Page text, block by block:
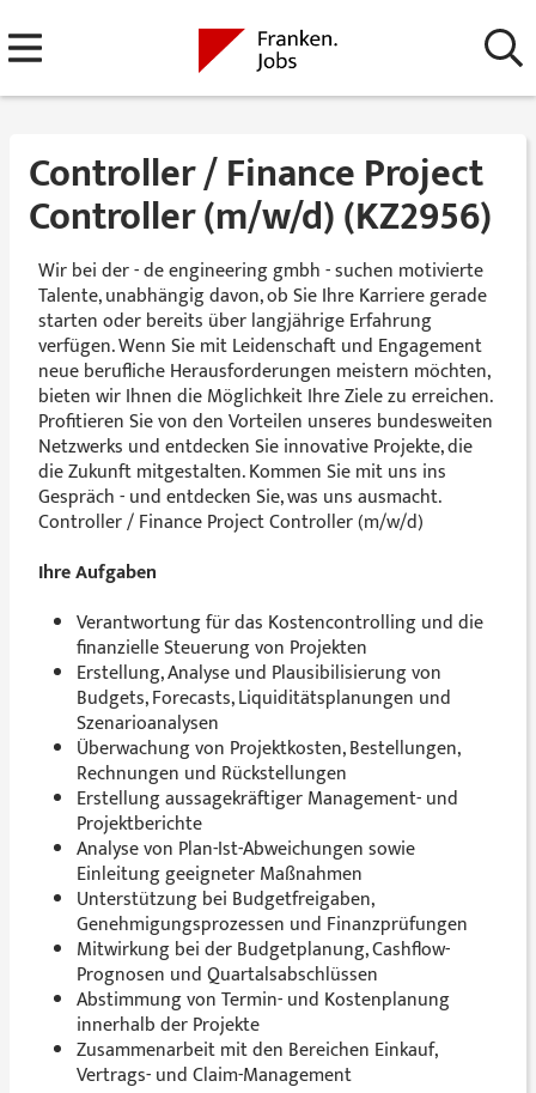
Controller / Finance Project
Controller (m/w/d) (KZ2956)
Wir bei der - de engineering gmbh - suchen motivierte
Talente, unabhängig davon, ob Sie Ihre Karriere gerade
starten oder bereits über langjährige Erfahrung
verfügen. Wenn Sie mit Leidenschaft und Engagement
neue berufliche Herausforderungen meistern möchten,
bieten wir Ihnen die Möglichkeit Ihre Ziele zu erreichen.
Profitieren Sie von den Vorteilen unseres bundesweiten
Netzwerks und entdecken Sie innovative Projekte, die
die Zukunft mitgestalten. Kommen Sie mit uns ins
Gespräch - und entdecken Sie, was uns ausmacht.
Controller / Finance Project Controller (m/w/d)
Ihre Aufgaben
Verantwortung für das Kostencontrolling und die
finanzielle Steuerung von Projekten
Erstellung, Analyse und Plausibilisierung von
Budgets, Forecasts, Liquiditätsplanungen und
Szenarioanalysen
Überwachung von Projektkosten, Bestellungen,
Rechnungen und Rückstellungen
Erstellung aussagekräftiger Management- und
Projektberichte
Analyse von Plan-Ist-Abweichungen sowie
Einleitung geeigneter Maßnahmen
Unterstützung bei Budgetfreigaben,
Genehmigungsprozessen und Finanzprüfungen
Mitwirkung bei der Budgetplanung, Cashflow-
Prognosen und Quartalsabschlüssen
Abstimmung von Termin- und Kostenplanung
innerhalb der Projekte
Zusammenarbeit mit den Bereichen Einkauf,
Vertrags- und Claim-Management